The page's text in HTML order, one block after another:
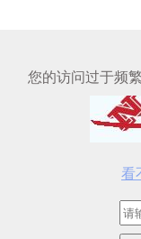
您的访问过于频
看